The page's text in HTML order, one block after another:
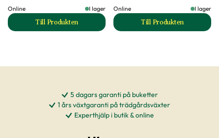
Online
I lager
Till Produkten
till Trädgårdsgödsel produktsida
Online
I lager
Till Produkten
till Planteringsjord
5 dagars garanti på buketter
1 års växtgaranti på trädgårdsväxter
Experthjälp i butik & online